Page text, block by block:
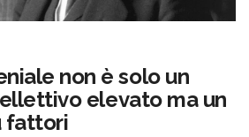
non è solo un
elevato ma un
fattori